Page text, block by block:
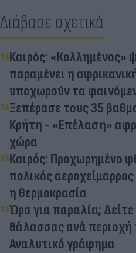
Διάβασε σχετικά
Καιρός: «Κολλημένος»
παραμένει η
υποχωρούν τα
Ξεπέρασε τους 35
Κρήτη - «Επέλαση»
χώρα
Καιρός: Προχωρημένο
πολικός
η θερμοκρασία
Ώρα για παραλία;
θάλασσας ανά περιοχή
Αναλυτικό γράφημα